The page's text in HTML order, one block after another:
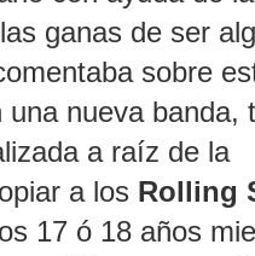
ganas de ser
sobre
nueva banda,
a raíz de la
a los Rolling
17 ó 18 años